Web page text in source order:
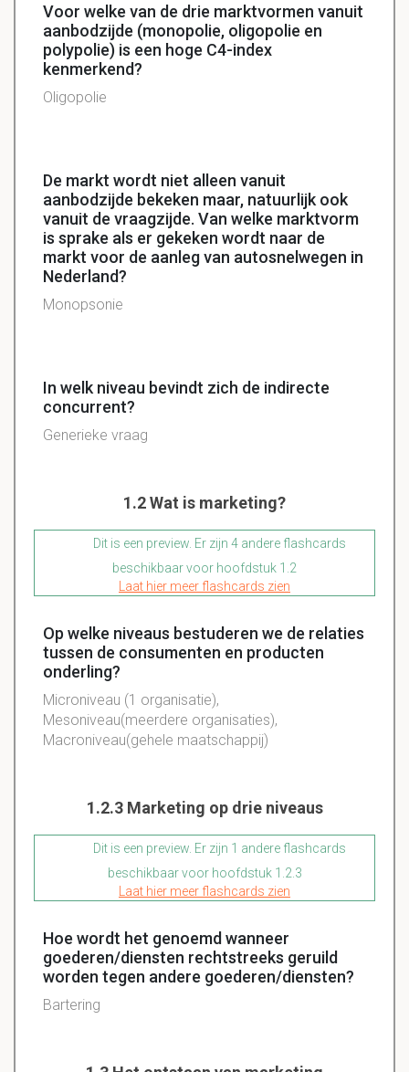
Voor welke van de drie marktvormen vanuit
aanbodzijde (monopolie, oligopolie en
polypolie) is een hoge C4-index
kenmerkend?
Oligopolie
De markt wordt niet alleen vanuit
aanbodzijde bekeken maar, natuurlijk ook
vanuit de vraagzijde. Van welke marktvorm
is sprake als er gekeken wordt naar de
markt voor de aanleg van autosnelwegen in
Nederland?
Monopsonie
In welk niveau bevindt zich de indirecte
concurrent?
Generieke vraag
1.2 Wat is marketing?
Dit is een preview. Er zijn 4 andere flashcards
beschikbaar voor hoofdstuk 1.2
Laat hier meer flashcards zien
Op welke niveaus bestuderen we de relaties
tussen de consumenten en producten
onderling?
Microniveau (1 organisatie),
Mesoniveau(meerdere organisaties),
Macroniveau(gehele maatschappij)
1.2.3 Marketing op drie niveaus
Dit is een preview. Er zijn 1 andere flashcards
beschikbaar voor hoofdstuk 1.2.3
Laat hier meer flashcards zien
Hoe wordt het genoemd wanneer
goederen/diensten rechtstreeks geruild
worden tegen andere goederen/diensten?
Bartering